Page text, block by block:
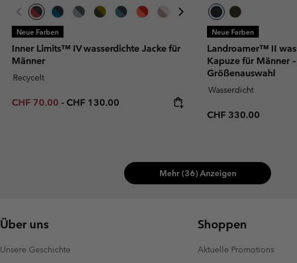
Neue Farben
Inner Limits™ IV wasserdichte Jacke für
Männer
Recycelt
Minimum sale price:
CHF 70.00 - Maximum price:
CHF 130.00
Neue Farben
Landroamer™ II
Kapuze für Männer
Größenauswahl
Wasserdicht
Regular price:
CHF 330.00
Mehr (36) Anzeigen
Über uns
Unsere Geschichte
Shoppen
Aktuelle Promotions